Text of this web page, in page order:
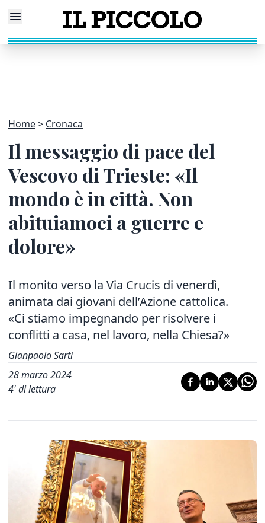
Home Cronaca
Il messaggio di pace del
Vescovo di Trieste: «Il
mondo è in città. Non
abituiamoci a guerre e
dolore»
Il monito verso la Via Crucis di venerdì,
animata dai giovani dell’Azione cattolica.
«Ci stiamo impegnando per risolvere i
conflitti a casa, nel lavoro, nella Chiesa?»
Gianpaolo Sarti
28 marzo 2024
4' di lettura